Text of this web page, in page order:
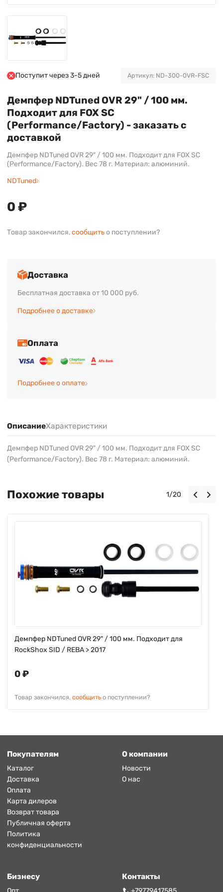
Поступит через 3-5 дней Артикул: ND-300-0VR-FSC
Демпфер NDTuned OVR 29" / 100 мм.
Подходит для FOX SC
(Performance/Factory) - заказать с
доставкой
Демпфер NDTuned OVR 29" / 100 мм. Подходит для FOX SC
(Performance/Factory). Вес 78 г. Материал: алюминий.
NDTuned
0 ₽
Товар закончился,сообщитьо поступлении?
Доставка
Бесплатная доставка от 10 000 руб.
Подробнее о доставке
Оплата
Подробнее о оплате
ОписаниеХарактеристики
Демпфер NDTuned OVR 29" / 100 мм. Подходит для FOX SC
(Performance/Factory). Вес 78 г. Материал: алюминий.
Похожие товары 1/20
Демпфер NDTuned OVR 29" / 100 мм. Подходит для
RockShox SID / REBA > 2017
0 ₽
Товар закончился, сообщить о поступлении?
Покупателям
Каталог
Доставка
Оплата
Карта дилеров
Возврат товара
Публичная оферта
Политика
конфиденциальности
О компании
Новости
О нас
Бизнесу Контакты